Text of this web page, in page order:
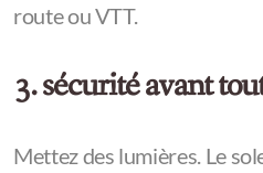
route ou VTT.
3. sécurité avant
Mettez des lumières. Le